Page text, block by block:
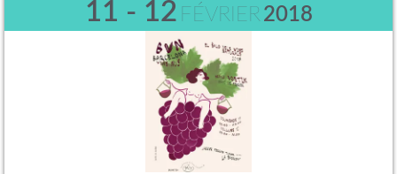
11 - 12 FÉVRIER2018